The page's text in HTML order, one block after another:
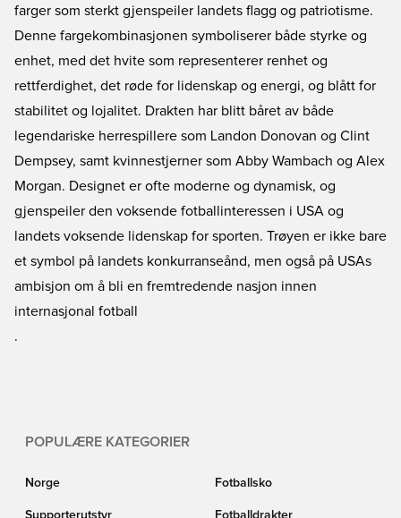
farger som sterkt gjenspeiler landets flagg og patriotisme.
Denne fargekombinasjonen symboliserer både styrke og
enhet, med det hvite som representerer renhet og
rettferdighet, det røde for lidenskap og energi, og blått for
stabilitet og lojalitet. Drakten har blitt båret av både
legendariske herrespillere som Landon Donovan og Clint
Dempsey, samt kvinnestjerner som Abby Wambach og Alex
Morgan. Designet er ofte moderne og dynamisk, og
gjenspeiler den voksende fotballinteressen i USA og
landets voksende lidenskap for sporten. Trøyen er ikke bare
et symbol på landets konkurranseånd, men også på USAs
ambisjon om å bli en fremtredende nasjon innen
internasjonal fotball
.
POPULÆRE KATEGORIER
Norge Fotballsko
Supporterutstyr Fotballdrakter